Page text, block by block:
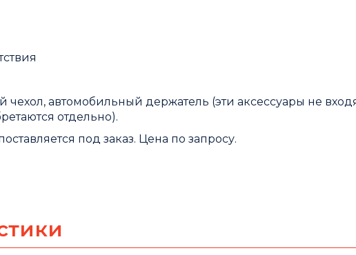
автомобильный держатель (эти аксессуары не
отдельно).
под заказ. Цена по запросу.